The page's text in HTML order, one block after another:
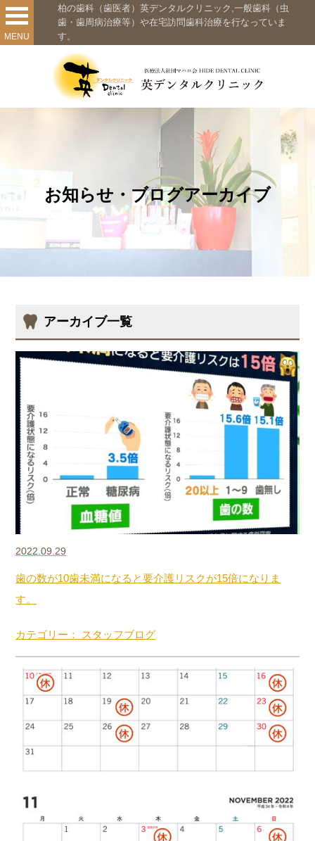
MENU
柏の歯科（歯医者）英デンタルクリニック,一般歯科（虫
歯・歯周病治療等）や在宅訪問歯科治療を行なっていま
す。
お知らせ・ブログアーカイブ
アーカイブ一覧
2022.09.29
歯の数が10歯未満になると要介護リスクが15倍になりま
す。
カテゴリー： スタッフブログ